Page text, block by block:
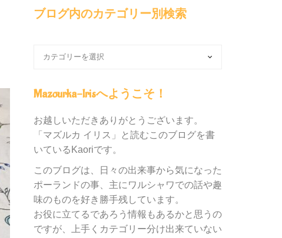
ブログ内のカテゴリー別検索
内
の
テ
ゴ
リ
別
検
索
Mazourka-Irisへようこそ！
お越しいただきありがとうございます。
「マズルカ イリス」と読むこのブログを書
いているKaoriです。
このブログは、日々の出来事から気になった
ポーランドの事、主にワルシャワでの話や趣
味のものを好き勝手残しています。
お役に立てるであろう情報もあるかと思うの
ですが、上手くカテゴリー分け出来ていない